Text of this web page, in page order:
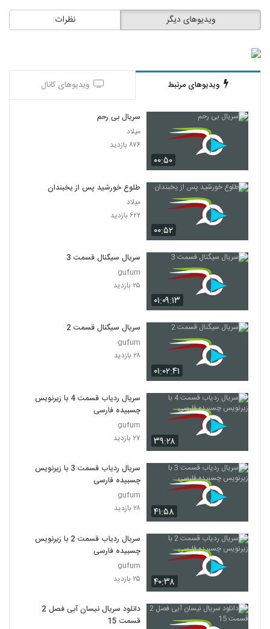
نظرات ویدیوهای دیگر
ویدیوهای مرتبط ویدیوهای کانال
۰۰:۵۰
سریال بی رحم
میلاد
۸۷۶ بازدید
۰۰:۵۲
طلوع خورشید پس از یخبندان
میلاد
۶۲۲ بازدید
۰۱:۰۹:۱۳
سریال سیگنال قسمت 3
gufum
۲۵ بازدید
۰۱:۰۲:۴۱
سریال سیگنال قسمت 2
gufum
۲۸ بازدید
۳۹:۲۸
سریال ردیاب قسمت 4 با زیرنویس
چسبیده فارسی
gufum
۲۷ بازدید
۴۱:۵۸
سریال ردیاب قسمت 3 با زیرنویس
چسبیده فارسی
gufum
۲۸ بازدید
۴۰:۳۸
سریال ردیاب قسمت 2 با زیرنویس
چسبیده فارسی
gufum
۲۵ بازدید
دانلود سریال نیسان آبی فصل 2
قسمت 15